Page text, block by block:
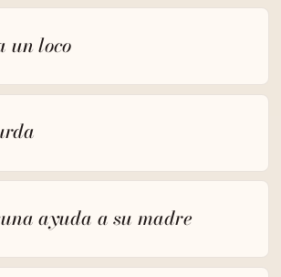
un loco
ayuda a su madre